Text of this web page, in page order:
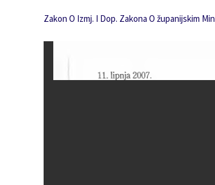
Zakon O Izmj. I Dop. Zakona O županijskim